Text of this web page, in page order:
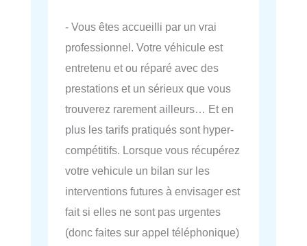
- Vous êtes accueilli par un vrai
professionnel. Votre véhicule est
entretenu et ou réparé avec des
prestations et un sérieux que vous
trouverez rarement ailleurs… Et en
plus les tarifs pratiqués sont hyper-
compétitifs. Lorsque vous récupérez
votre vehicule un bilan sur les
interventions futures à envisager est
fait si elles ne sont pas urgentes
(donc faites sur appel téléphonique)